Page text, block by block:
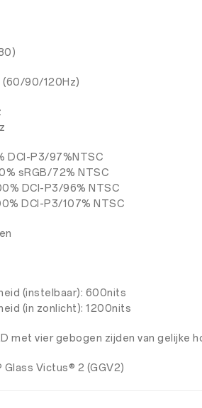
(60/90/120Hz)
DCI-P3/97%NTSC
sRGB/72% NTSC
DCI-P3/96% NTSC
DCI-P3/107% NTSC
(instelbaar): 600nits
(in zonlicht): 1200nits
met vier gebogen zijden van gelijke
Glass Victus®️ 2 (GGV2)